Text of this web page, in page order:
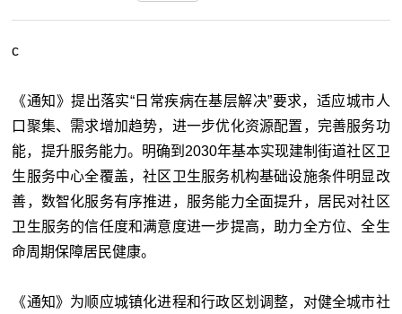
c
《通知》提出落实“日常疾病在基层解决”要求，适应城市人
口聚集、需求增加趋势，进一步优化资源配置，完善服务功
能，提升服务能力。明确到2030年基本实现建制街道社区卫
生服务中心全覆盖，社区卫生服务机构基础设施条件明显改
善，数智化服务有序推进，服务能力全面提升，居民对社区
卫生服务的信任度和满意度进一步提高，助力全方位、全生
命周期保障居民健康。
《通知》为顺应城镇化进程和行政区划调整，对健全城市社